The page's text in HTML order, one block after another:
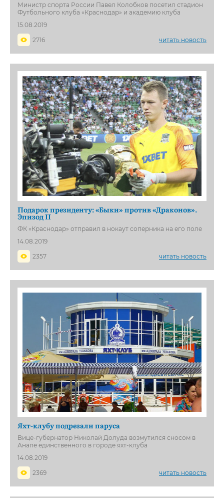
Министр спорта России Павел Колобков посетил стадион
Футбольного клуба «Краснодар» и академию клуба
15.08.2019
2716
читать новость
Подарок президенту: «Быки» против «Драконов».
Эпизод II
ФК «Краснодар» отправил в нокаут соперника на его поле
14.08.2019
2357
читать новость
Яхт-клубу подрезали паруса
Вице-губернатор Николай Долуда возмутился сносом в
Анапе единственного в городе яхт-клуба
14.08.2019
2369
читать новость